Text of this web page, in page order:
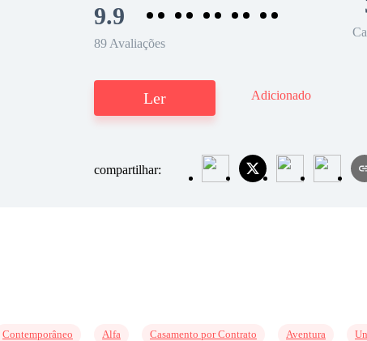
9.9
89 Avaliações
Ler Adicionado
compartilhar:
Contemporâneo Alfa Casamento por Contrato Aventura